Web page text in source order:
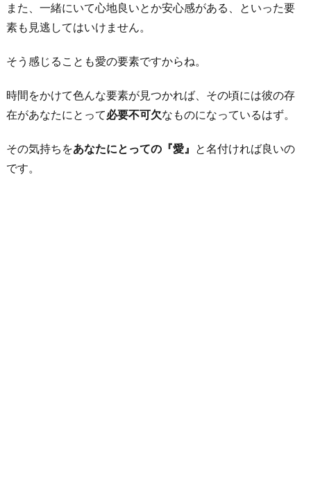
また、一緒にいて心地良いとか安心感がある、といった要
素も見逃してはいけません。
そう感じることも愛の要素ですからね。
時間をかけて色んな要素が見つかれば、その頃には彼の存
在があなたにとって必要不可欠なものになっているはず。
その気持ちをあなたにとっての『愛』 と名付ければ良いの
です。